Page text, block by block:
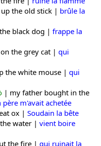
the old stick | brûle la
black dog | frappe la
the grey cat | qui
the white mouse | qui
| my father bought in the
m'avait achetée
ox | Soudain la bête
water | vient boire
the fire | qui ruinait la